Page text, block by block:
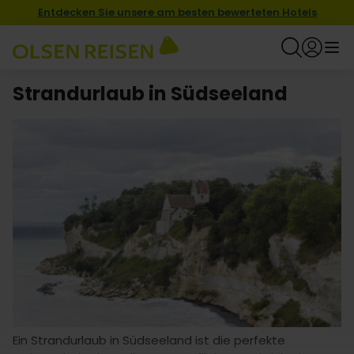
Entdecken Sie unsere am besten bewerteten Hotels
Strandurlaub in Südseeland
Ein Strandurlaub in Südseeland ist die perfekte